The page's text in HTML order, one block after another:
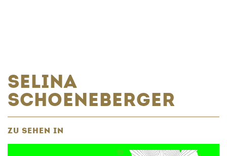
SELINA
SCHOENEBERGER
ZU SEHEN IN